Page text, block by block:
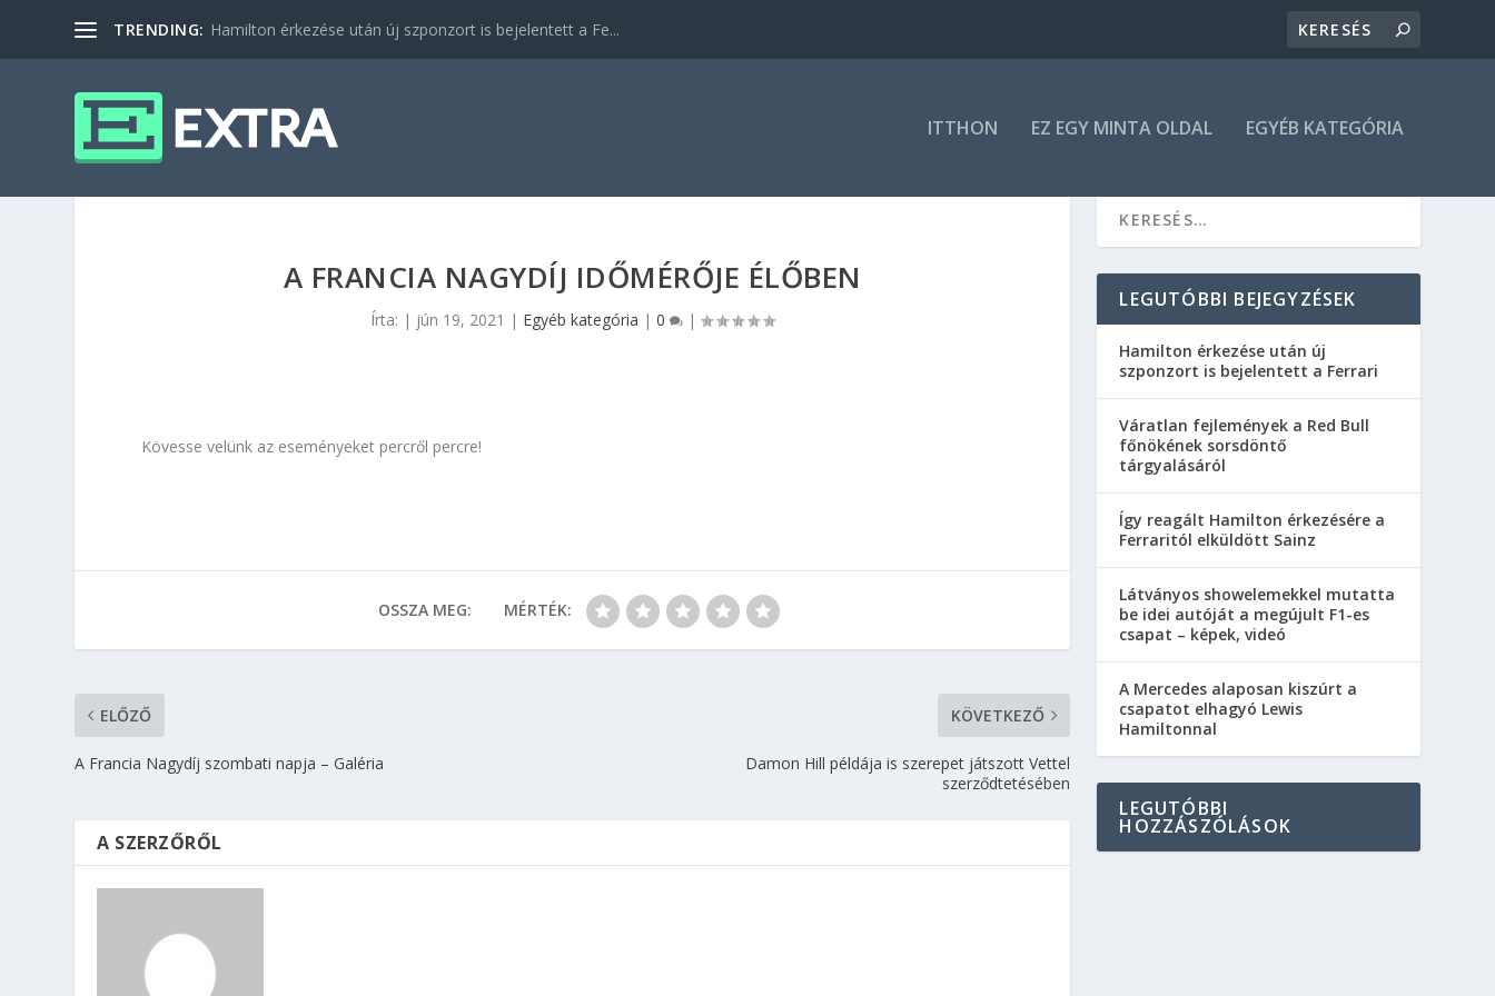
TRENDING: Hamilton érkezése után új szponzort is bejelentett a Fe...
ITTHON EZ EGY MINTA OLDAL EGYÉB KATEGÓRIA
A FRANCIA NAGYDÍJ IDŐMÉRŐJE ÉLŐBEN
Írta: | jún 19, 2021 | Egyéb kategória |0 |
Kövesse velünk az eseményeket percről percre!
OSSZA MEG: MÉRTÉK:
ELŐZŐ
A Francia Nagydíj szombati napja – Galéria
KÖVETKEZŐ
Damon Hill példája is szerepet játszott Vettel
szerződtetésében
A SZERZŐRŐL
LEGUTÓBBI BEJEGYZÉSEK
Hamilton érkezése után új
szponzort is bejelentett a Ferrari
Váratlan fejlemények a Red Bull
főnökének sorsdöntő
tárgyalásáról
Így reagált Hamilton érkezésére a
Ferraritól elküldött Sainz
Látványos showelemekkel mutatta
be idei autóját a megújult F1-es
csapat – képek, videó
A Mercedes alaposan kiszúrt a
csapatot elhagyó Lewis
Hamiltonnal
LEGUTÓBBI
HOZZÁSZÓLÁSOK